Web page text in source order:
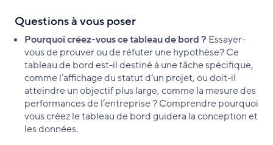
Questions à vous poser
Pourquoi créez-vous ce tableau de bord ? Essayer-
vous de prouver ou de réfuter une hypothèse? Ce
tableau de bord est-il destiné à une tâche spécifique,
comme l’affichage du statut d’un projet, ou doit-il
atteindre un objectif plus large, comme la mesure des
performances de l’entreprise ? Comprendre pourquoi
vous créez le tableau de bord guidera la conception et
les données.